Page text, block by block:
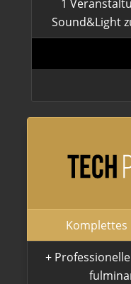
1
Sound&Light
Komplettes
+